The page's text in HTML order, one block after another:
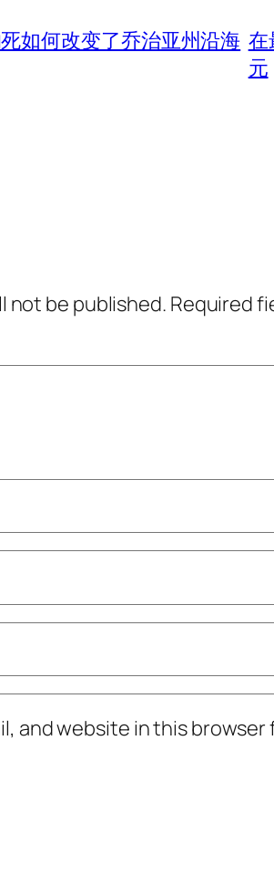
如何改变了乔治亚州沿海 在
元
not be published. Required
and website in this